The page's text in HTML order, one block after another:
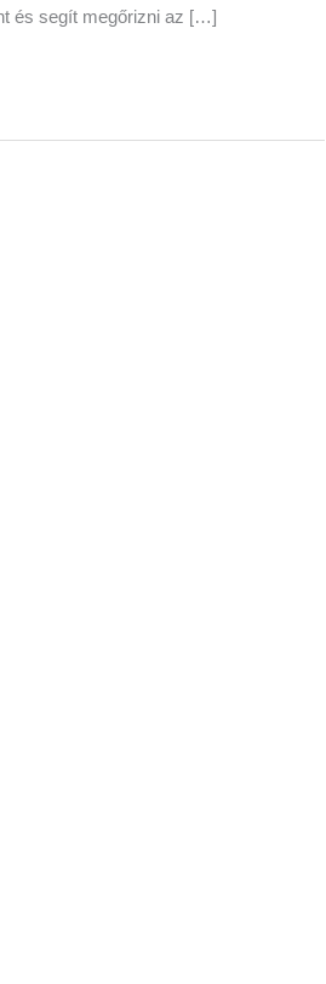
és segít megőrizni az […]